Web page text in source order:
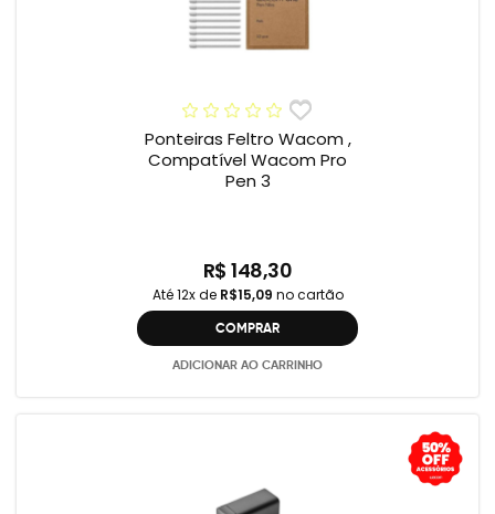
Ponteiras Feltro Wacom ,
Compatível Wacom Pro
Pen 3
R$ 148,30
Até 12x de R$15,09 no cartão
COMPRAR
ADICIONAR AO CARRINHO